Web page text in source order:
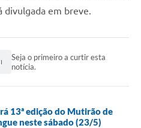
divulgada em breve.
Seja o primeiro a curtir esta
notícia.
13ª edição do Mutirão de
neste sábado (23/5)